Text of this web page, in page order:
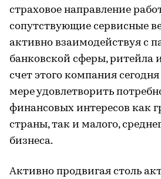
страховое направление
сопутствующие сервисные
активно взаимодействуя с
банковской сферы, ритейла
счет этого компания
мере удовлетворить
финансовых интересов как
страны, так и малого,
бизнеса.
Активно продвигая столь